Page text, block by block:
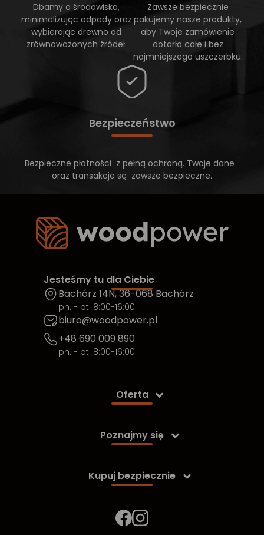
Dbamy o środowisko,
minimalizując odpady oraz
wybierając drewno od
zrównoważonych źródeł.
Zawsze bezpiecznie
pakujemy nasze produkty,
aby Twoje zamówienie
dotarło całe i bez
najmniejszego uszczerbku.
Bezpieczeństwo
Bezpieczne płatności z pełną ochroną. Twoje dane
oraz transakcje są zawsze bezpieczne.
Jesteśmy tu dla Ciebie
Bachórz 14N, 36-068 Bachórz
pn. - pt. 8:00-16:00
biuro@woodpower.pl
+48 690 009 890
pn. - pt. 8:00-16:00
Oferta 
Poznajmy się 
Kupuj bezpiecznie 